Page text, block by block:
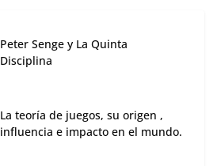
Peter Senge y La Quinta
Disciplina
La teoría de juegos, su origen ,
influencia e impacto en el mundo.